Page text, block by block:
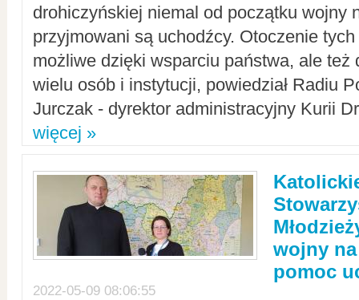
drohiczyńskiej niemal od początku wojny
przyjmowani są uchodźcy. Otoczenie
możliwe dzięki wsparciu państwa, ale też
wielu osób i instytucji, powiedział Radiu
Jurczak - dyrektor administracyjny Kurii
więcej »
wojny
pomoc
2022-05-09 08:06:55